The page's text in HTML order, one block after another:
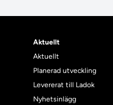
Aktuellt
Aktuellt
Planerad utveckling
Levererat till Ladok
Nyhetsinlägg